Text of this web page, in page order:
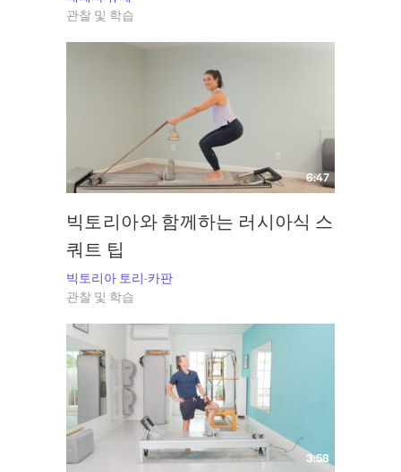
관찰 및 학습
6:47
빅토리아와 함께하는 러시아식 스
쿼트 팁
빅토리아 토리-카판
관찰 및 학습
3:58